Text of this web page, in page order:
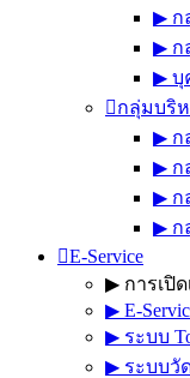
▶︎ ก
▶︎ ก
▶︎ บุ
กลุ่มบริ
▶︎ ก
▶︎ ก
▶︎ ก
▶︎ ก
E-Service
▶︎ การเปิ
▶︎ E-
▶︎ ระบบ
▶︎ ระบบวั